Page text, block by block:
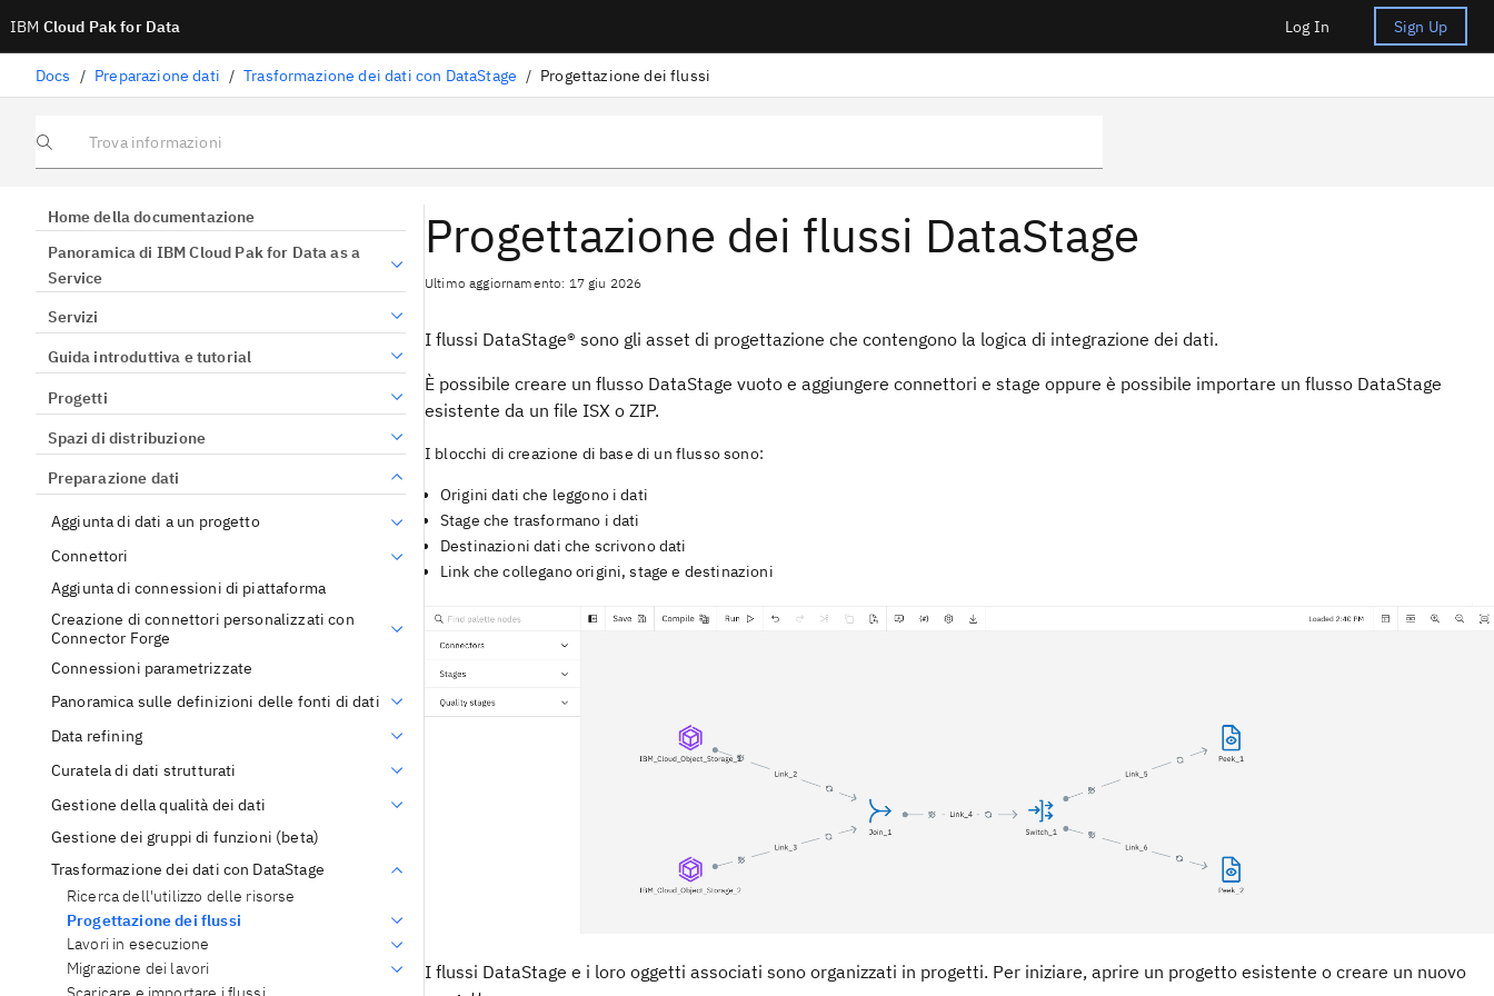
IBM Cloud Pak for Data Log In Sign Up
Docs / Preparazione dati / Trasformazione dei dati con DataStage / Progettazione dei flussi
Trova informazioni
Home della documentazione
Panoramica di IBM Cloud Pak for Data as a
Service
Servizi
Guida introduttiva e tutorial
Progetti
Spazi di distribuzione
Preparazione dati
Aggiunta di dati a un progetto
Connettori
Aggiunta di connessioni di piattaforma
Creazione di connettori personalizzati con
Connector Forge
Connessioni parametrizzate
Panoramica sulle definizioni delle fonti di dati
Data refining
Curatela di dati strutturati
Gestione della qualità dei dati
Gestione dei gruppi di funzioni (beta)
Trasformazione dei dati con DataStage
Ricerca dell'utilizzo delle risorse
Progettazione dei flussi
Lavori in esecuzione
Migrazione dei lavori
Progettazione dei flussi DataStage
Ultimo aggiornamento: 17 giu 2026
I flussi DataStage® sono gli asset di progettazione che contengono la logica di integrazione dei dati.
È possibile creare un flusso DataStage vuoto e aggiungere connettori e stage oppure è possibile importare un flusso DataStage
esistente da un file ISX o ZIP.
I blocchi di creazione di base di un flusso sono:
Origini dati che leggono i dati
Stage che trasformano i dati
Destinazioni dati che scrivono dati
Link che collegano origini, stage e destinazioni
I flussi DataStage e i loro oggetti associati sono organizzati in progetti. Per iniziare, aprire un progetto esistente o creare un nuovo